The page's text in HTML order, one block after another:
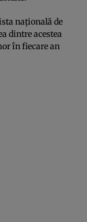
națională de
dintre acestea
în fiecare an